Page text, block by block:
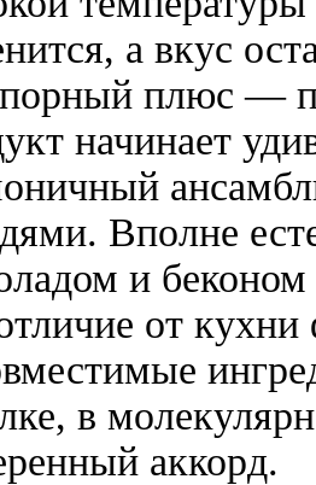
а вкус
плюс —
начинает
Вполне
и
от
в
аккорд.